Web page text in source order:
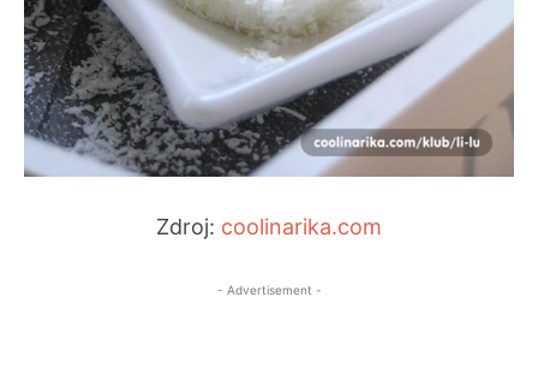
Zdroj: coolinarika.com
- Advertisement -